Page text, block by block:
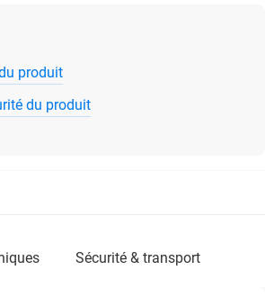
produit
du produit
sécurité & transport